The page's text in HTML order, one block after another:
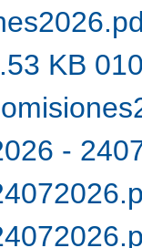
KB
-